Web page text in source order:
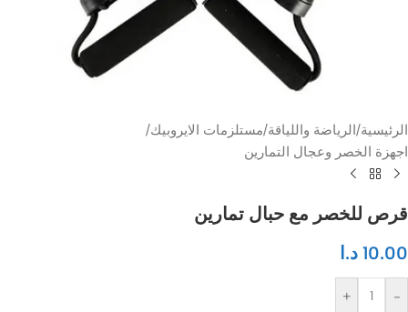
الرئيسية/الرياضة واللياقة/مستلزمات الايروبيك/
اجهزة الخصر وعجال التمارين
قرص للخصر مع حبال تمارين
10.00 د.ا
-
+